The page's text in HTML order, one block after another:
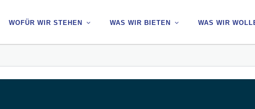
WOFÜR WIR STEHEN WAS WIR BIETEN WAS WIR
WOFÜR WIR STEHEN WAS WIR BIETEN WAS WIR